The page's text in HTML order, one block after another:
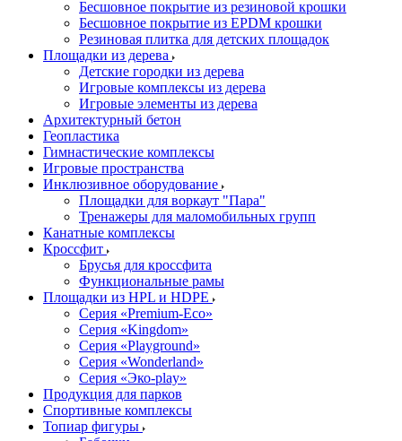
Бесшовное покрытие из резиновой крошки
Бесшовное покрытие из EPDM крошки
Резиновая плитка для детских площадок
Площадки из дерева
Детские городки из дерева
Игровые комплексы из дерева
Игровые элементы из дерева
Архитектурный бетон
Геопластика
Гимнастические комплексы
Игровые пространства
Инклюзивное оборудование
Площадки для воркаут "Пара"
Тренажеры для маломобильных групп
Канатные комплексы
Кроссфит
Брусья для кроссфита
Функциональные рамы
Площадки из HPL и HDPE
Серия «Premium-Eco»
Серия «Kingdom»
Серия «Playground»
Серия «Wonderland»
Серия «Эко-play»
Продукция для парков
Спортивные комплексы
Топиар фигуры